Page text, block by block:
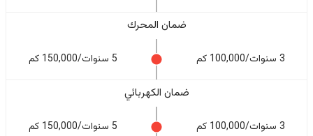
ضمان المحرك
3 سنوات/100,000 كم 5 سنوات/150,000 كم
ضمان الكهربائي
3 سنوات/100,000 كم 5 سنوات/150,000 كم